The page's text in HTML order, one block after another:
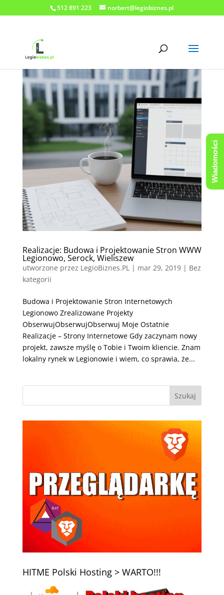
512 891 223 norbert@legiobiznes.pl
Realizacje: Budowa i Projektowanie Stron WWW
Legionowo, Serock, Wieliszew
utworzone przez LegioBiznes.PL| mar 29, 2019| Bez
kategorii
Budowa i Projektowanie Stron Internetowych
Legionowo Zrealizowane Projekty
ObserwujObserwujObserwuj Moje Ostatnie
Realizacje – Strony Internetowe Gdy zaczynam nowy
projekt, zawsze myślę o Tobie i Twoim kliencie. Znam
lokalny rynek w Legionowie i wiem, co sprawia, że...
HITME Polski Hosting > WARTO!!!
Wiadomości